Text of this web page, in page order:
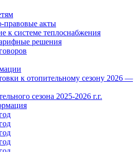
правовые акты
к системе теплоснабжения
решения
к отопительному сезону 2026 —
сезона 2025-2026 г.г.